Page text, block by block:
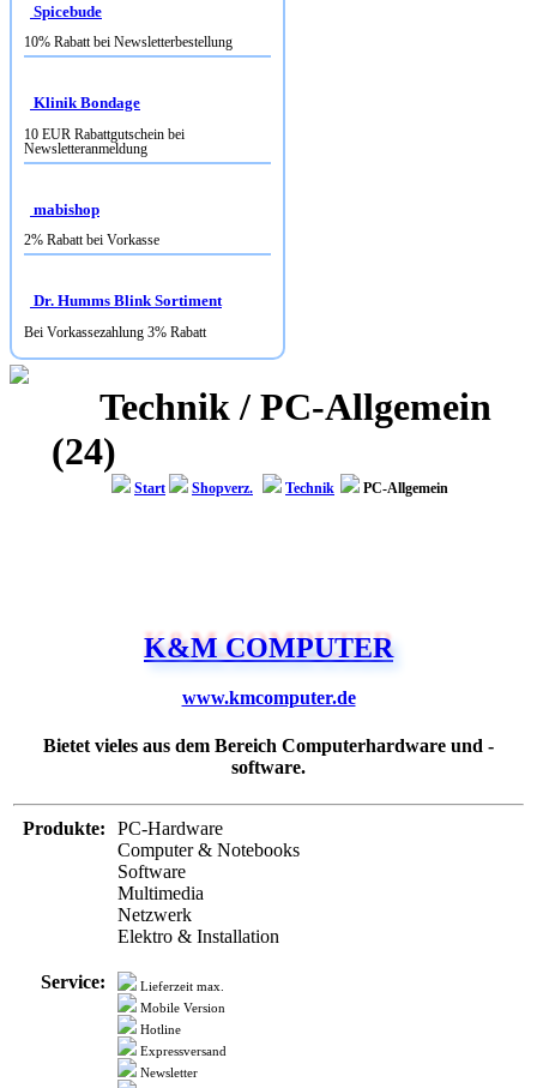
Spicebude
10% Rabatt bei Newsletterbestellung
Klinik Bondage
10 EUR Rabattgutschein bei
Newsletteranmeldung
mabishop
2% Rabatt bei Vorkasse
Dr. Humms Blink Sortiment
Bei Vorkassezahlung 3% Rabatt
Technik / PC-Allgemein
(24)
Start Shopverz. Technik PC-Allgemein
K&M COMPUTER
www.kmcomputer.de
Bietet vieles aus dem Bereich Computerhardware und -
software.
Produkte:
PC-Hardware
Computer & Notebooks
Software
Multimedia
Netzwerk
Elektro & Installation
Service:
Lieferzeit max.
Mobile Version
Hotline
Expressversand
Newsletter